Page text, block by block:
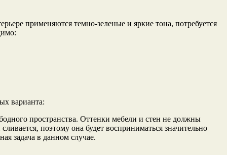
применяются темно-зеленые и яркие тона, потребуется
варианта:
пространства. Оттенки мебели и стен не должны
поэтому она будет восприниматься значительно
задача в данном случае.